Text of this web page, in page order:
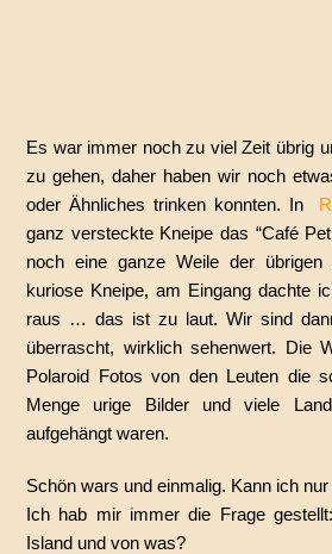
Es war immer noch zu viel Zeit übrig
zu gehen, daher haben wir noch
oder Ähnliches trinken konnten. In
ganz versteckte Kneipe das “Café
noch eine ganze Weile der
kuriose Kneipe, am Eingang dachte
raus … das ist zu laut. Wir sind
überrascht, wirklich sehenwert. Die
Polaroid Fotos von den Leuten die
Menge urige Bilder und viele
aufgehängt waren.
Schön wars und einmalig. Kann ich
Ich hab mir immer die Frage
Island und von was?